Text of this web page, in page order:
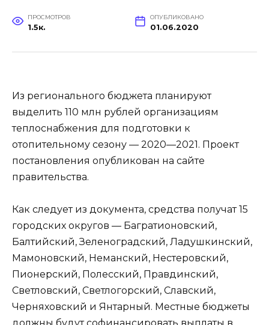
ПРОСМОТРОВ
1.5к.
ОПУБЛИКОВАНО
01.06.2020
Из регионального бюджета планируют
выделить 110 млн рублей организациям
теплоснабжения для подготовки к
отопительному сезону — 2020—2021. Проект
постановления опубликован на сайте
правительства.
Как следует из документа, средства получат 15
городских округов — Багратионовский,
Балтийский, Зеленоградский, Ладушкинский,
Мамоновский, Неманский, Нестеровский,
Пионерский, Полесский, Правдинский,
Светловский, Светлогорский, Славский,
Черняховский и Янтарный. Местные бюджеты